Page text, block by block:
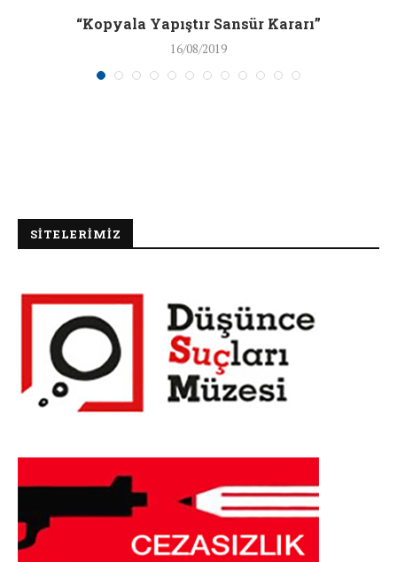
“Kopyala Yapıştır Sansür Kararı”
16/08/2019
SİTELERİMİZ